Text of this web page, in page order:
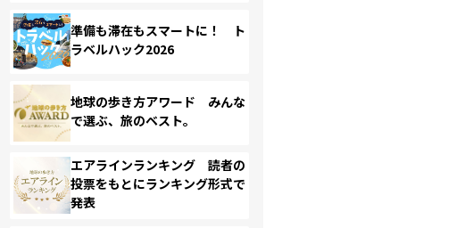
準備も滞在もスマートに！ ト
ラベルハック2026
地球の歩き方アワード みんな
で選ぶ、旅のベスト。
エアラインランキング 読者の
投票をもとにランキング形式で
発表